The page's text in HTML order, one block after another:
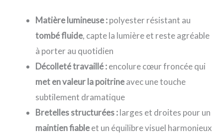
Matière lumineuse :polyester résistant au
tombé fluide, capte la lumière et reste agréable
à porter au quotidien
Décolleté travaillé :encolure cœur froncée qui
met en valeur la poitrineavec une touche
subtilement dramatique
Bretelles structurées :larges et droites pour un
maintien fiableet un équilibre visuel harmonieux